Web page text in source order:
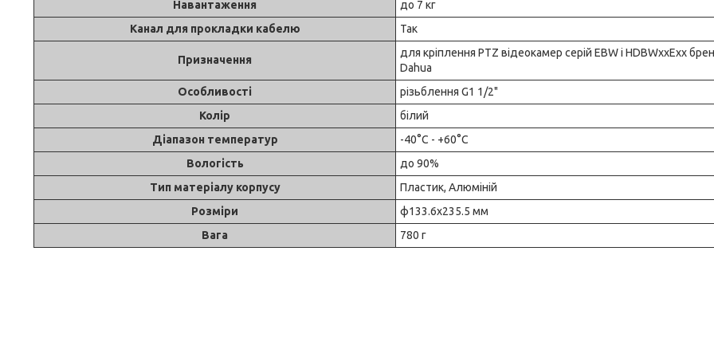
Навантаження
до 7 кг
Канал для прокладки кабелю
Так
Призначення
для кріплення PTZ відеокамер серій EBW і HDBWxxExx
Dahua
Особливості
різьблення G1 1/2"
Колір
білий
Діапазон температур
-40°С - +60°С
Вологість
до 90%
Тип матеріалу корпусу
Пластик, Алюміній
Розміри
ф133.6x235.5 мм
Вага
780 г